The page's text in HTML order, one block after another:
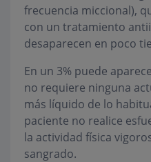
frecuencia miccional),
con un tratamiento
desaparecen en poco
En un 3% puede
no requiere ninguna
más líquido de lo
paciente no realice
la actividad física
sangrado.